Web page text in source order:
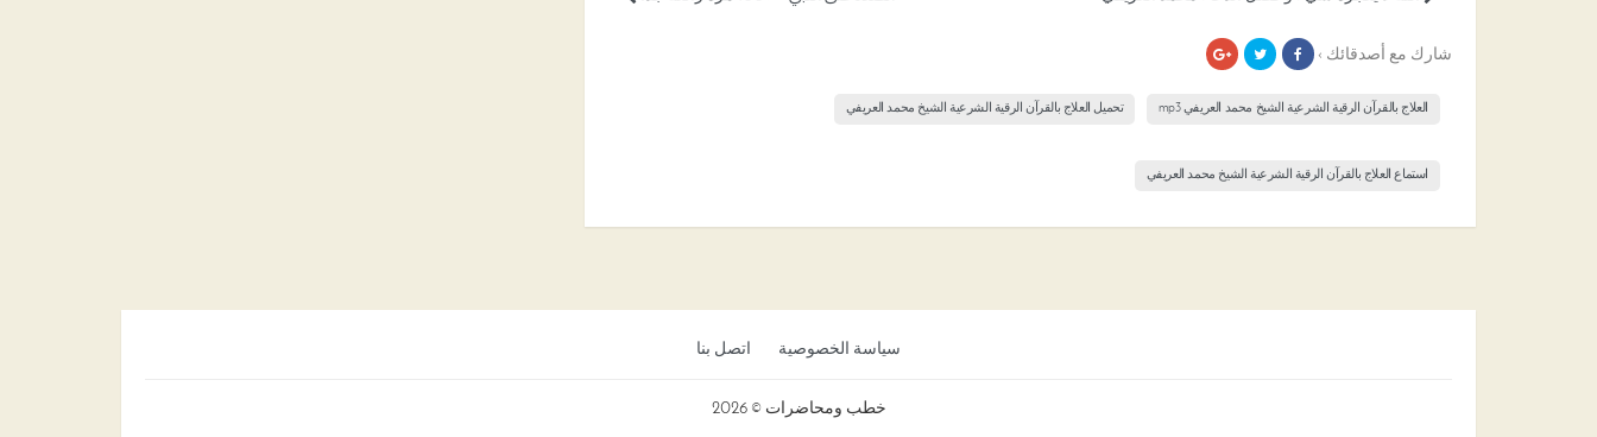
شارك مع أصدقائك ›
العلاج بالقرآن الرقية الشرعية الشيخ محمد العريفي mp3 تحميل العلاج بالقرآن الرقية الشرعية الشيخ محمد العريفي
استماع العلاج بالقرآن الرقية الشرعية الشيخ محمد العريفي
سياسة الخصوصية اتصل بنا
خطب ومحاضرات © 2026